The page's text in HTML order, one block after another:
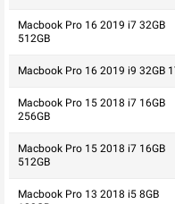
Macbook Pro 16 2019 i7 32GB
512GB
Macbook Pro 16 2019 i9 32GB
Macbook Pro 15 2018 i7 16GB
256GB
Macbook Pro 15 2018 i7 16GB
512GB
Macbook Pro 13 2018 i5 8GB